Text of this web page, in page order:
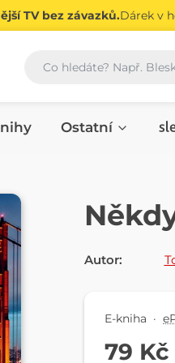
TV bez závazků.Dárek v
Vyhledávání
Ostatní
E-KNIHA
Autor:
E-kniha ·
79 Kč